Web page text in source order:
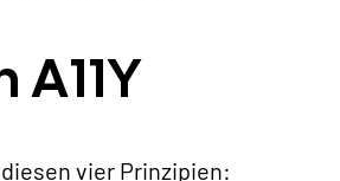
vier Prinzipien: